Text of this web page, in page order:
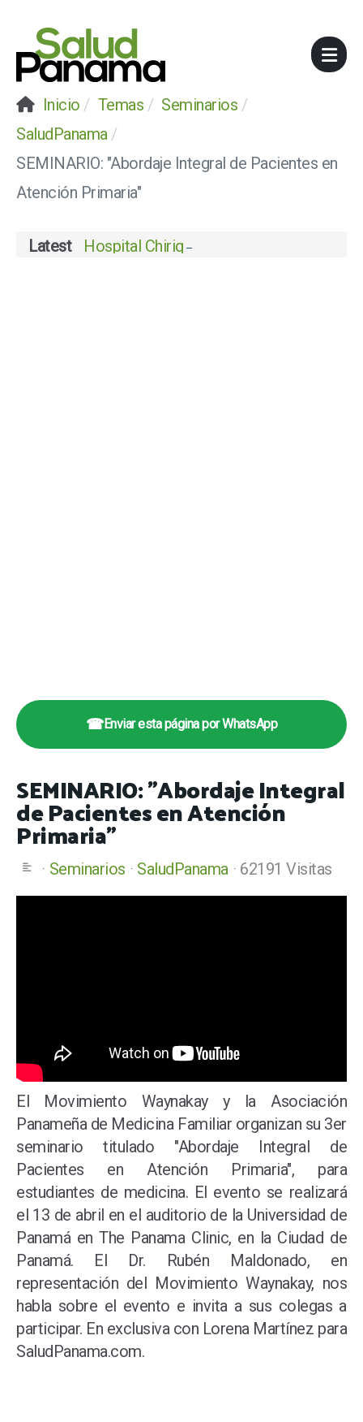
Inicio Temas
Seminarios
SaludPanama
SEMINARIO: "Abordaje Integral de Pacientes en
Atención Primaria"
Latest Hospital Chiriquí celebra su certificación
☎Enviar esta página por WhatsApp
SEMINARIO: "Abordaje Integral
de Pacientes en Atención
Primaria"
Seminarios SaludPanama 62191 Visitas
El Movimiento Waynakay y la Asociación
Panameña de Medicina Familiar organizan su 3er
seminario titulado "Abordaje Integral de
Pacientes en Atención Primaria", para
estudiantes de medicina. El evento se realizará
el 13 de abril en el auditorio de la Universidad de
Panamá en The Panama Clinic, en la Ciudad de
Panamá. El Dr. Rubén Maldonado, en
representación del Movimiento Waynakay, nos
habla sobre el evento e invita a sus colegas a
participar. En exclusiva con Lorena Martínez para
SaludPanama.com.